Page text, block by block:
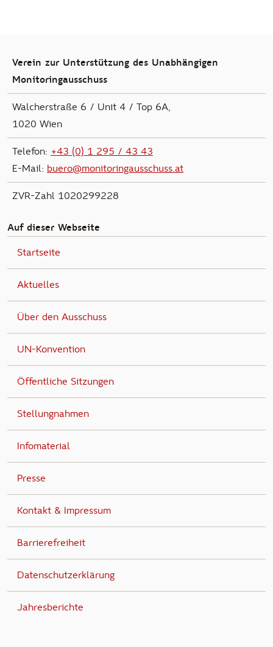
Verein zur Unterstützung des Unabhängigen
Monitoringausschuss
Walcherstraße 6 / Unit 4 / Top 6A,
1020 Wien
Telefon: +43 (0) 1 295 / 43 43
E-Mail: buero@monitoringausschuss.at
ZVR-Zahl 1020299228
Auf dieser Webseite
Startseite
Aktuelles
Über den Ausschuss
UN-Konvention
Öffentliche Sitzungen
Stellungnahmen
Infomaterial
Presse
Kontakt & Impressum
Barrierefreiheit
Datenschutzerklärung
Jahresberichte